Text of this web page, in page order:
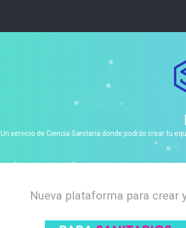
Un servicio de Ciencia Sanitaria donde podrás crear tu
Nueva plataforma para crear